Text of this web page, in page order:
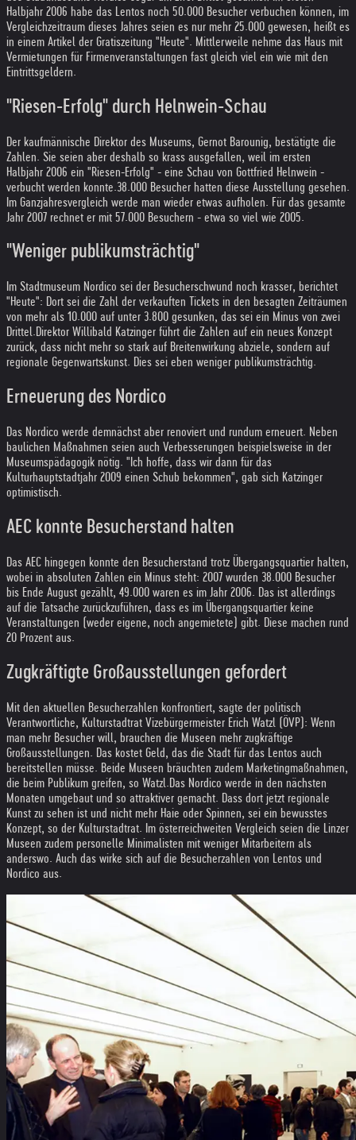
Halbjahr 2006 habe das Lentos noch 50.000 Besucher verbuchen können, im
Vergleichzeitraum dieses Jahres seien es nur mehr 25.000 gewesen, heißt es
in einem Artikel der Gratiszeitung "Heute". Mittlerweile nehme das Haus mit
Vermietungen für Firmenveranstaltungen fast gleich viel ein wie mit den
Eintrittsgeldern.
"Riesen-Erfolg" durch Helnwein-Schau
Der kaufmännische Direktor des Museums, Gernot Barounig, bestätigte die
Zahlen. Sie seien aber deshalb so krass ausgefallen, weil im ersten
Halbjahr 2006 ein "Riesen-Erfolg" - eine Schau von Gottfried Helnwein -
verbucht werden konnte.38.000 Besucher hatten diese Ausstellung gesehen.
Im Ganzjahresvergleich werde man wieder etwas aufholen. Für das gesamte
Jahr 2007 rechnet er mit 57.000 Besuchern - etwa so viel wie 2005.
"Weniger publikumsträchtig"
Im Stadtmuseum Nordico sei der Besucherschwund noch krasser, berichtet
"Heute": Dort sei die Zahl der verkauften Tickets in den besagten Zeiträumen
von mehr als 10.000 auf unter 3.800 gesunken, das sei ein Minus von zwei
Drittel.Direktor Willibald Katzinger führt die Zahlen auf ein neues Konzept
zurück, dass nicht mehr so stark auf Breitenwirkung abziele, sondern auf
regionale Gegenwartskunst. Dies sei eben weniger publikumsträchtig.
Erneuerung des Nordico
Das Nordico werde demnächst aber renoviert und rundum erneuert. Neben
baulichen Maßnahmen seien auch Verbesserungen beispielsweise in der
Museumspädagogik nötig. "Ich hoffe, dass wir dann für das
Kulturhauptstadtjahr 2009 einen Schub bekommen", gab sich Katzinger
optimistisch.
AEC konnte Besucherstand halten
Das AEC hingegen konnte den Besucherstand trotz Übergangsquartier halten,
wobei in absoluten Zahlen ein Minus steht: 2007 wurden 38.000 Besucher
bis Ende August gezählt, 49.000 waren es im Jahr 2006. Das ist allerdings
auf die Tatsache zurückzuführen, dass es im Übergangsquartier keine
Veranstaltungen (weder eigene, noch angemietete) gibt. Diese machen rund
20 Prozent aus.
Zugkräftigte Großausstellungen gefordert
Mit den aktuellen Besucherzahlen konfrontiert, sagte der politisch
Verantwortliche, Kulturstadtrat Vizebürgermeister Erich Watzl (ÖVP): Wenn
man mehr Besucher will, brauchen die Museen mehr zugkräftige
Großausstellungen. Das kostet Geld, das die Stadt für das Lentos auch
bereitstellen müsse. Beide Museen bräuchten zudem Marketingmaßnahmen,
die beim Publikum greifen, so Watzl. Das Nordico werde in den nächsten
Monaten umgebaut und so attraktiver gemacht. Dass dort jetzt regionale
Kunst zu sehen ist und nicht mehr Haie oder Spinnen, sei ein bewusstes
Konzept, so der Kulturstadtrat. Im österreichweiten Vergleich seien die Linzer
Museen zudem personelle Minimalisten mit weniger Mitarbeitern als
anderswo. Auch das wirke sich auf die Besucherzahlen von Lentos und
Nordico aus.